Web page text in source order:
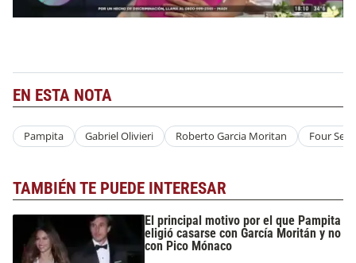
EN ESTA NOTA
Pampita Gabriel Olivieri Roberto Garcia Moritan Four
TAMBIÉN TE PUEDE INTERESAR
El principal motivo por el que Pampita
eligió casarse con García Moritán y no
con Pico Mónaco